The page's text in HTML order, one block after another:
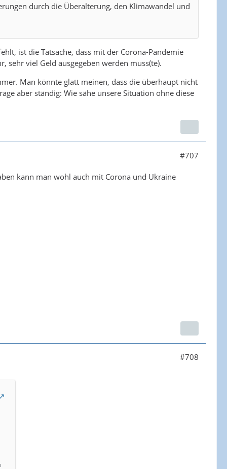
durch die Überalterung, den Klimawandel und
ist die Tatsache, dass mit der Corona-Pandemie
sehr viel Geld ausgegeben werden muss(te).
Man könnte glatt meinen, dass die überhaupt nicht
aber ständig: Wie sähe unsere Situation ohne diese
#707
kann man wohl auch mit Corona und Ukraine
#708